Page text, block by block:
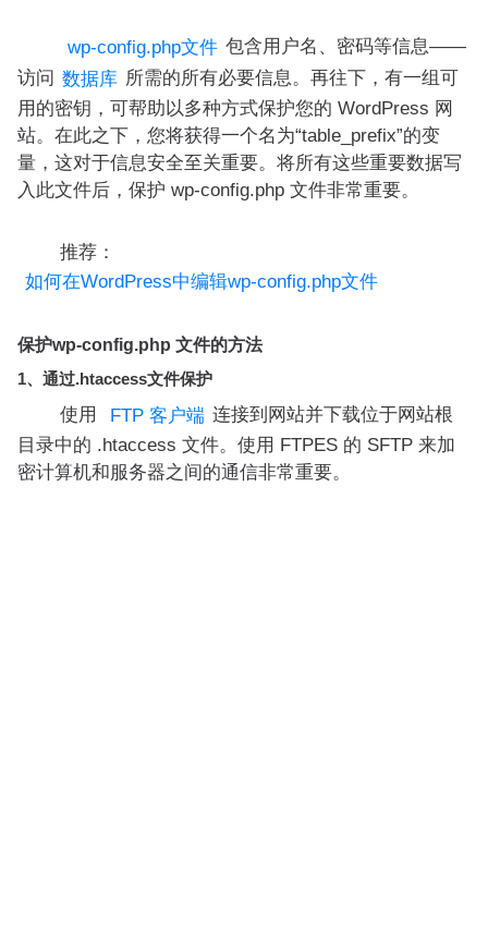
wp-config.php文件 包含用户名、密码等信息——
访问 数据库 所需的所有必要信息。再往下，有一组可
用的密钥，可帮助以多种方式保护您的 WordPress 网
站。在此之下，您将获得一个名为“table_prefix”的变
量，这对于信息安全至关重要。将所有这些重要数据写
入此文件后，保护 wp-config.php 文件非常重要。
推荐：
如何在WordPress中编辑wp-config.php文件
保护wp-config.php 文件的方法
1、通过.htaccess文件保护
使用 FTP 客户端 连接到网站并下载位于网站根
目录中的 .htaccess 文件。使用 FTPES 的 SFTP 来加
密计算机和服务器之间的通信非常重要。